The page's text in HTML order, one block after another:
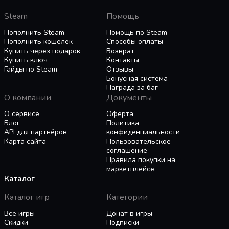
понадобятся лучшие продукты, чтобы они
оставались довольны - создайте сотни
предметов и мебели, чтобы поднять ваше
заведение на самый высокий уровень!
Откройте для себя мир
В королевстве полно колоритных персонажей
и интересных занятий. Возьмите пару дней
отпуска и отправляйтесь на поиски всего, что
может предложить мир - в своих путешествиях
вы обязательно найдете что-нибудь полезное
для своей таверны!
Играйте со своими друзьями
Веселитесь, играя вместе с друзьями в
мультиплеере до 4-х человек! Объединяйтесь
с ними, исследуйте мир, или заставляйте
работать в вашей таверне! (И вам даже не
придётся за это платить!)
Steam
Пополнить Steam
Пополнить кошелёк
Купить через подарок
Купить ключ
Гайды по Steam
Помощь
Помощь по Steam
Способы оплаты
Возврат
Контакты
Отзывы
Бонусная система
Награда за баг
О компании
О сервисе
Блог
API для партнёров
Карта сайта
Документы
Оферта
Политика
конфиденциальности
Пользовательское
соглашение
Правила покупки на
маркетплейсе
Каталог
Каталог игр
Все игры
Скидки
Категории
Донат в игры
Подписки